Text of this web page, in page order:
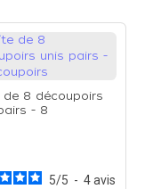
de 8 découpoirs
- 8
5/5 - 4avis